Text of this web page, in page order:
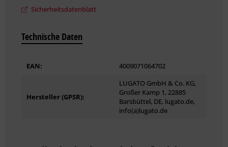
Sicherheitsdatenblatt
Technische Daten
EAN: 4009071064702
Hersteller (GPSR):
LUGATO GmbH & Co. KG,
Großer Kamp 1, 22885
Barsbüttel, DE, lugato.de,
info(a)lugato.de